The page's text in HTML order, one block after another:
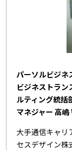
パーソルビジネ
ビジネストラン
ルティング統括
マネジャー 高嶋
大手通信キャリ
セスデザイン株